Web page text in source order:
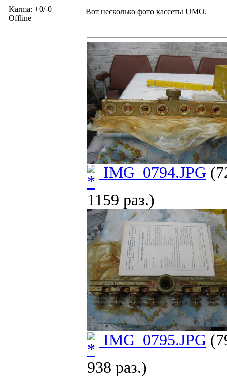
Karma: +0/-0
Offline
Вот несколько фото кассеты UMO.
IMG_0794.JPG
1159 раз.)
IMG_0795.JPG
938 раз.)